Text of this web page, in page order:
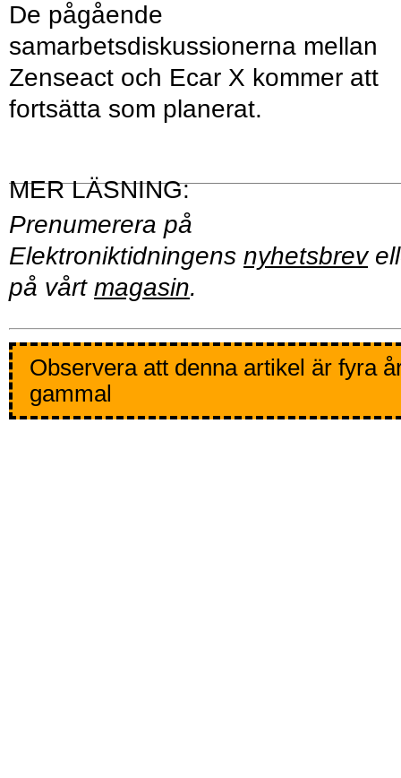
De pågående
samarbetsdiskussionerna mellan
Zenseact och Ecar X kommer att
fortsätta som planerat.
Prenumerera på
Elektroniktidningens nyhetsbrev
på vårt magasin.
Observera att denna artikel är fyra
gammal